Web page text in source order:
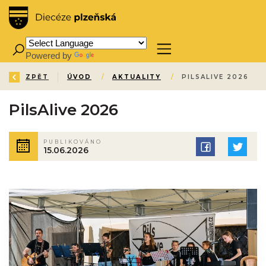
Powered by
ZPĚT ÚVOD / AKTUALITY / PILSALIVE 2026
PilsAlive 2026
PUBLIKOVÁNO
15.06.2026